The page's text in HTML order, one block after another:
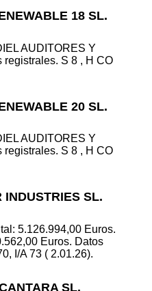
18 SL.
AUDITORES Y
S 8 , H CO
20 SL.
AUDITORES Y
S 8 , H CO
INDUSTRIES SL.
5.126.994,00 Euros.
Euros. Datos
I/A 73 ( 2.01.26).
SL.